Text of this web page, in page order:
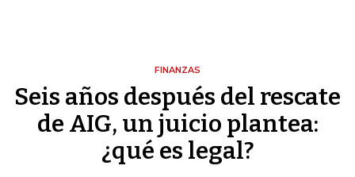
FINANZAS
Seis años después del rescate
de AIG, un juicio plantea:
¿qué es legal?